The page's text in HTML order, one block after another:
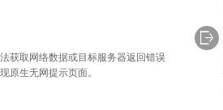
获取网络数据或目标服务器返回错误
原生无网提示页面。